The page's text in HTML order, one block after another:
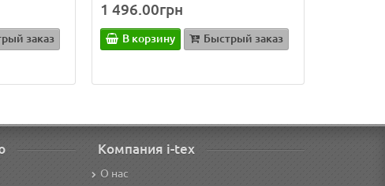
заказ
1 496.00грн
В корзину Быстрый заказ
Компания i-tex
О нас